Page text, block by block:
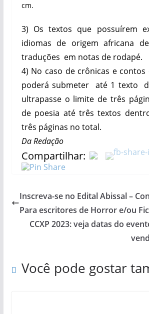
cm.
3) Os textos que possuírem
idiomas de origem africana
traduções em notas de rodapé.
4) No caso de crônicas e contos
poderá submeter até 1 texto
ultrapasse o limite de três
de poesia até três textos
três páginas no total.
Da Redação
Compartilhar:
Inscreva-se no Edital Abissal –
Para escritores de Horror e/ou
CCXP 2023: veja datas do
Você pode gostar